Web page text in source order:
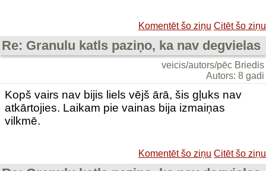
Komentēt šo ziņu Citēt šo ziņu
Re: Granulu katls paziņo, ka nav degvielas
veicis/autors/pēc Briedis
Autors: 8 gadi
Kopš vairs nav bijis liels vējš ārā, šis gļuks nav
atkārtojies. Laikam pie vainas bija izmaiņas
vilkmē.
Komentēt šo ziņu Citēt šo ziņu